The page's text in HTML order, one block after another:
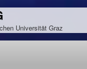
Universität Graz